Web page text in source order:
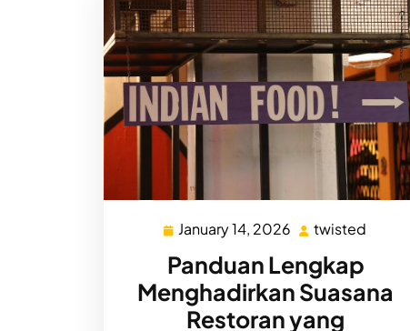
January 14, 2026 January
2026
twisted
Panduan Lengkap
Menghadirkan Suasana
Restoran yang